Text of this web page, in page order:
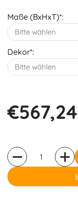
Maße (BxHxT)*:
Dekor*:
€567,24
Anzahl